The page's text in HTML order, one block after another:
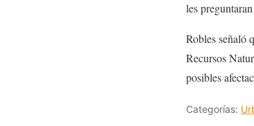
les
Robles señaló
Recursos
posibles
Categorías: